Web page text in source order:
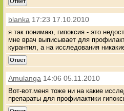
blanka 17:23 17.10.2010
я так понимаю, гипоксия - это
мне врач выписывает для
курантил, а на исследования
Ответ
Amulanga 14:06 05.11.2010
Вот-вот.меня тоже ни на какие
препараты для профилактики